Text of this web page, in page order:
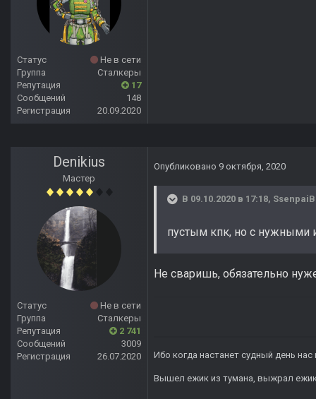
Статус
Не в сети
Группа
Сталкеры
Репутация
17
Сообщений
148
Регистрация
20.09.2020
Denikius
Мастер
Статус
Не в сети
Группа
Сталкеры
Репутация
2 741
Сообщений
3009
Регистрация
26.07.2020
Опубликовано 9 октября, 2020
В 09.10.2020 в 17:18,
пустым кпк, но с нужными
Не сваришь, обязательно
Ибо когда настанет судный день
Вышел ежик из тумана, выжрал ежик